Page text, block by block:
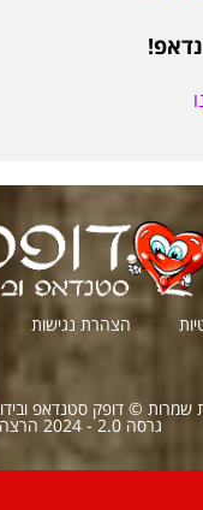
הצהרת נגישות
© דופק סטנדאפ ובידור 2014-
גרסה 2.0 - 2024 הרצה